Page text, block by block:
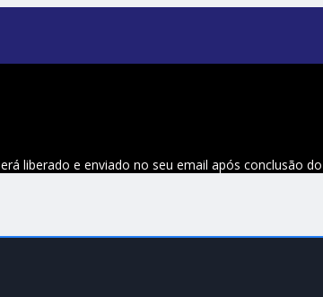
liberado e enviado no seu email após conclusão